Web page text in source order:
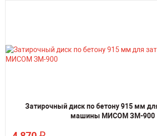
Затирочный диск по бетону 915 мм
машины МИСОМ ЗМ-900